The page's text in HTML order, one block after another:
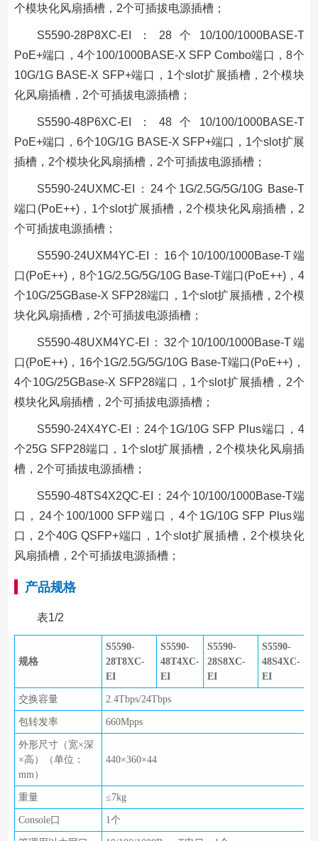
个模块化风扇插槽，2个可插拔电源插槽；
S5590-28P8XC-EI：28个10/100/1000BASE-T
PoE+端口，4个100/1000BASE-X SFP Combo端口，8个
10G/1G BASE-X SFP+端口，1个slot扩展插槽，2个模块
化风扇插槽，2个可插拔电源插槽；
S5590-48P6XC-EI：48个10/100/1000BASE-T
PoE+端口，6个10G/1G BASE-X SFP+端口，1个slot扩展
插槽，2个模块化风扇插槽，2个可插拔电源插槽；
S5590-24UXMC-EI：24个1G/2.5G/5G/10G Base-T
端口(PoE++)，1个slot扩展插槽，2个模块化风扇插槽，2
个可插拔电源插槽；
S5590-24UXM4YC-EI：16个10/100/1000Base-T端
口(PoE++)，8个1G/2.5G/5G/10G Base-T端口(PoE++)，4
个10G/25GBase-X SFP28端口，1个slot扩展插槽，2个模
块化风扇插槽，2个可插拔电源插槽；
S5590-48UXM4YC-EI：32个10/100/1000Base-T端
口(PoE++)，16个1G/2.5G/5G/10G Base-T端口(PoE++)，
4个10G/25GBase-X SFP28端口，1个slot扩展插槽，2个
模块化风扇插槽，2个可插拔电源插槽；
S5590-24X4YC-EI：24个1G/10G SFP Plus端口，4
个25G SFP28端口，1个slot扩展插槽，2个模块化风扇插
槽，2个可插拔电源插槽；
S5590-48TS4X2QC-EI：24个10/100/1000Base-T端
口，24个100/1000 SFP端口，4个1G/10G SFP Plus端
口，2个40G QSFP+端口，1个slot扩展插槽，2个模块化
风扇插槽，2个可插拔电源插槽；
产品规格
表1/2
规格
S5590-
28T8XC-
EI
S5590-
48T4XC-
EI
S5590-
28S8XC-
EI
S5590-
48S4XC-
EI
交换容量 2.4Tbps/24Tbps
包转发率 660Mpps
外形尺寸（宽×深
×高）（单位：
mm）
440×360×44
重量 ≤7kg
Console口 1个